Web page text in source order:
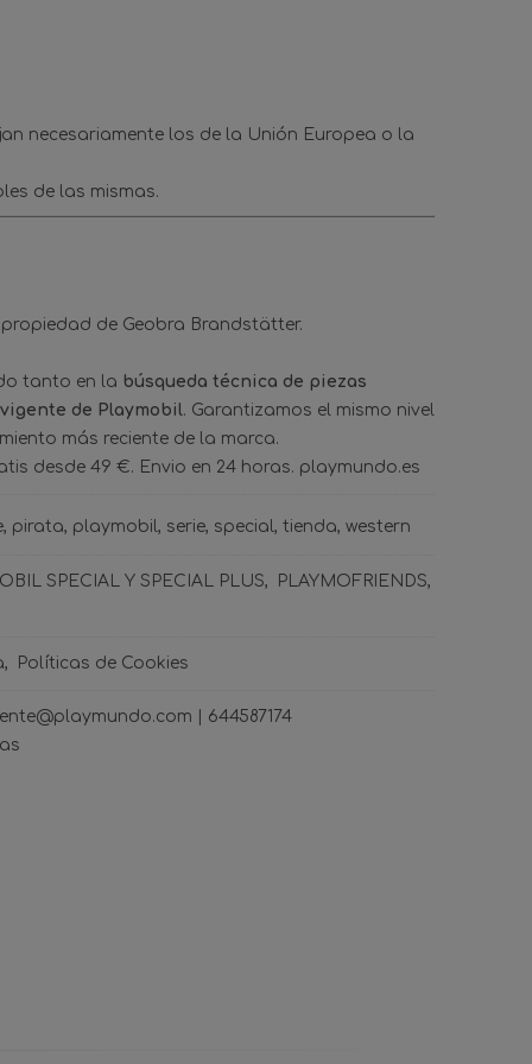
necesariamente los de la Unión Europea o la
de las mismas.
de Geobra Brandstätter.
tanto en la búsqueda técnica de piezas
de Playmobil. Garantizamos el mismo nivel
más reciente de la marca.
desde 49 €. Envio en 24 horas. playmundo.es
pirata playmobil serie special tienda western
SPECIAL Y SPECIAL PLUS
PLAYMOFRIENDS
Políticas de Cookies
| 644587174